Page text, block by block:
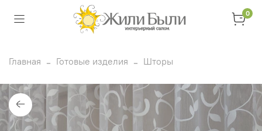
0
Главная Готовые изделия Шторы